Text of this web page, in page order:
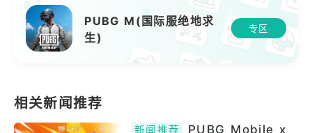
PUBG M(国际服绝地求
生)
专区
新闻推荐
PUBG Mobile x